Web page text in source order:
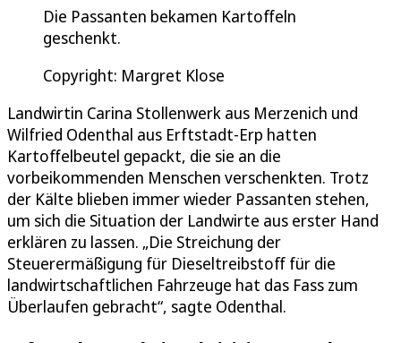
Die Passanten bekamen Kartoffeln
geschenkt.
Copyright: Margret Klose
Landwirtin Carina Stollenwerk aus Merzenich und
Wilfried Odenthal aus Erftstadt-Erp hatten
Kartoffelbeutel gepackt, die sie an die
vorbeikommenden Menschen verschenkten. Trotz
der Kälte blieben immer wieder Passanten stehen,
um sich die Situation der Landwirte aus erster Hand
erklären zu lassen. „Die Streichung der
Steuerermäßigung für Dieseltreibstoff für die
landwirtschaftlichen Fahrzeuge hat das Fass zum
Überlaufen gebracht“, sagte Odenthal.